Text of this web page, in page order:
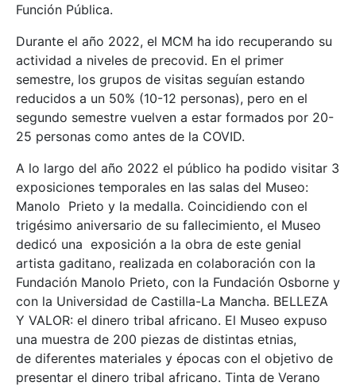
Función Pública.
Durante el año 2022, el MCM ha ido recuperando su
actividad a niveles de precovid. En el primer
semestre, los grupos de visitas seguían estando
reducidos a un 50% (10-12 personas), pero en el
segundo semestre vuelven a estar formados por 20-
25 personas como antes de la COVID.
A lo largo del año 2022 el público ha podido visitar 3
exposiciones temporales en las salas del Museo:
Manolo Prieto y la medalla. Coincidiendo con el
trigésimo aniversario de su fallecimiento, el Museo
dedicó una exposición a la obra de este genial
artista gaditano, realizada en colaboración con la
Fundación Manolo Prieto, con la Fundación Osborne y
con la Universidad de Castilla-La Mancha. BELLEZA
Y VALOR: el dinero tribal africano. El Museo expuso
una muestra de 200 piezas de distintas etnias,
de diferentes materiales y épocas con el objetivo de
presentar el dinero tribal africano. Tinta de Verano